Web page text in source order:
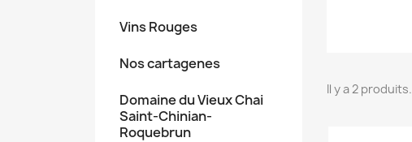
Vins Rouges
Nos cartagenes
Domaine du Vieux Chai
Saint-Chinian-
Roquebrun
Il y a 2 produits.